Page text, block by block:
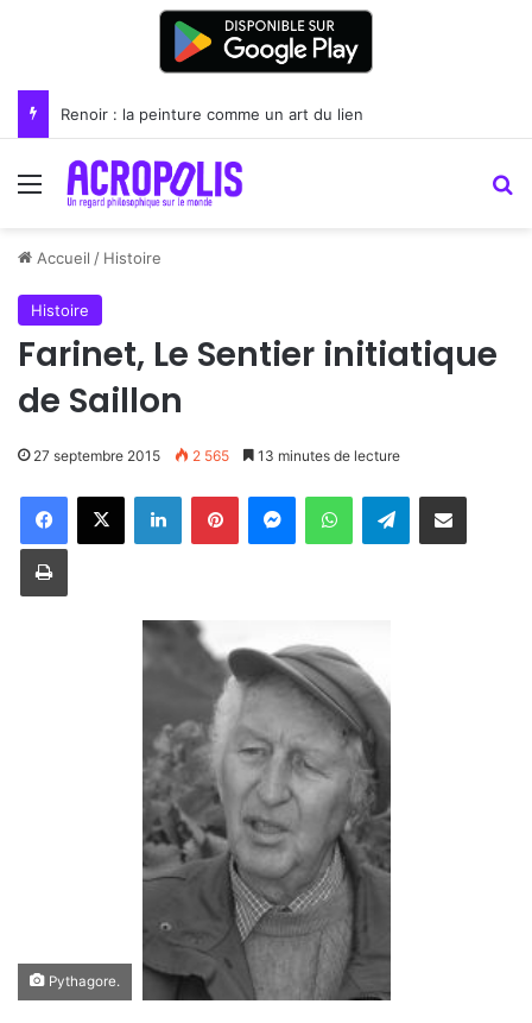
Renoir : la peinture comme un art du lien
Menu
Accueil / Histoire
Histoire
Farinet, Le Sentier initiatique
de Saillon
27 septembre 2015 2 565 13 minutes de lecture
LinkedinPinterestMessengerWhatsAppTelegramPartager par email
Imprimer
Pythagore.